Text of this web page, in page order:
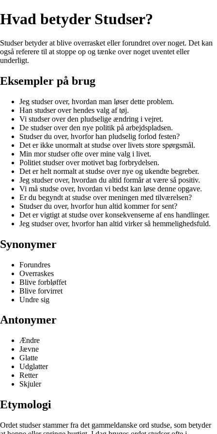
Hvad betyder Studser?
Studser betyder at blive overrasket eller forundret over noget. Det kan
også referere til at stoppe op og tænke over noget uventet eller
underligt.
Eksempler på brug
Jeg studser over, hvordan man løser dette problem.
Han studser over hendes valg af tøj.
Vi studser over den pludselige ændring i vejret.
De studser over den nye politik på arbejdspladsen.
Studser du over, hvorfor han pludselig forlod festen?
Det er ikke unormalt at studse over livets store spørgsmål.
Min mor studser ofte over mine valg i livet.
Politiet studser over motivet bag forbrydelsen.
Det er helt normalt at studse over nye og ukendte begreber.
Jeg studser over, hvordan du altid formår at være så positiv.
Vi må studse over, hvordan vi bedst kan løse denne opgave.
Er du begyndt at studse over meningen med tilværelsen?
Studser du over, hvorfor hun altid kommer for sent?
Det er vigtigt at studse over konsekvenserne af ens handlinger.
Jeg studser over, hvorfor han altid virker så hemmelighedsfuld.
Synonymer
Forundres
Overraskes
Blive forbløffet
Blive forvirret
Undre sig
Antonymer
Ændre
Jævne
Glatte
Udglatter
Retter
Skjuler
Etymologi
Ordet studser stammer fra det gammeldanske ord studse, som betyder